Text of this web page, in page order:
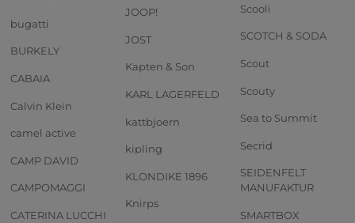
bugatti
BURKELY
CABAIA
Calvin Klein
camel active
CAMP DAVID
CAMPOMAGGI
CATERINA LUCCHI
JOOP!
JOST
Kapten & Son
KARL LAGERFELD
kattbjoern
kipling
KLONDIKE 1896
Knirps
Scooli
SCOTCH & SODA
Scout
Scouty
Sea to Summit
Secrid
SEIDENFELT
MANUFAKTUR
SMARTBOX